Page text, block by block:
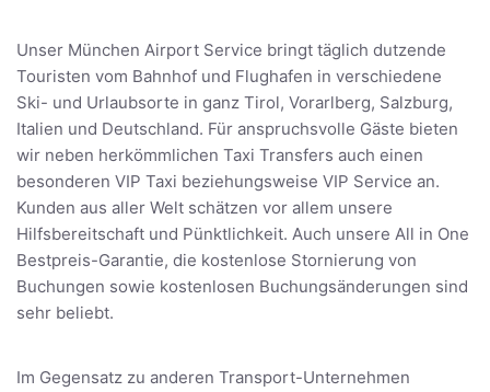
Unser München Airport Service bringt täglich dutzende
Touristen vom Bahnhof und Flughafen in verschiedene
Ski- und Urlaubsorte in ganz Tirol, Vorarlberg, Salzburg,
Italien und Deutschland. Für anspruchsvolle Gäste bieten
wir neben herkömmlichen Taxi Transfers auch einen
besonderen VIP Taxi beziehungsweise VIP Service an.
Kunden aus aller Welt schätzen vor allem unsere
Hilfsbereitschaft und Pünktlichkeit. Auch unsere All in One
Bestpreis-Garantie, die kostenlose Stornierung von
Buchungen sowie kostenlosen Buchungsänderungen sind
sehr beliebt.
Im Gegensatz zu anderen Transport-Unternehmen